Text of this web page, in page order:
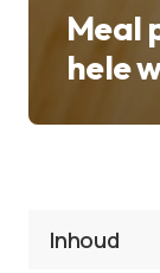
Meal
hele
Inhoud